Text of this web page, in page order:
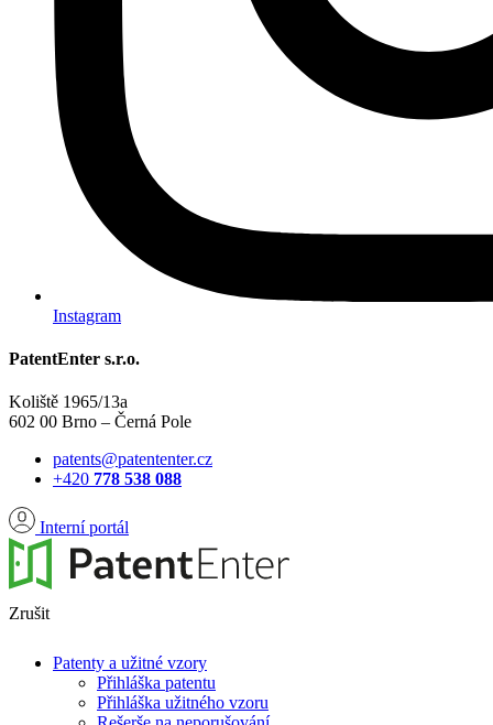
Instagram
PatentEnter s.r.o.
Koliště 1965/13a
602 00 Brno – Černá Pole
patents@patententer.cz
+420 778 538 088
Interní portál
Zrušit
Patenty a užitné vzory
Přihláška patentu
Přihláška užitného vzoru